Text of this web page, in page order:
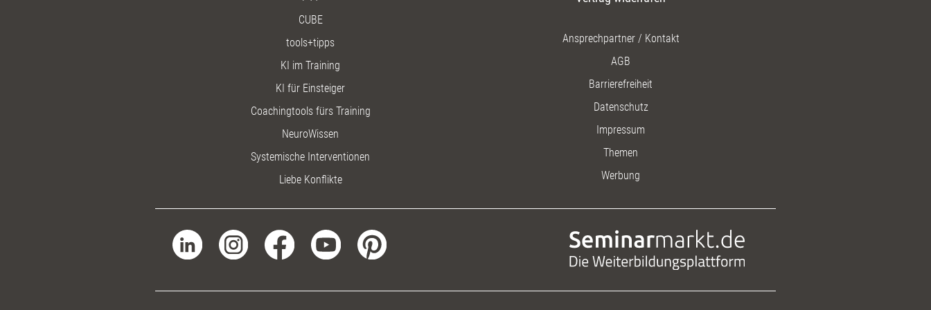
Instrument ein: verbal, nonverbal und
CUBE
tools+tipps
KI im Training
KI für Einsteiger
Coachingtools fürs Training
NeuroWissen
Systemische Interventionen
Liebe Konflikte
Ansprechpartner / Kontakt
AGB
Barrierefreiheit
Datenschutz
Impressum
Themen
Werbung